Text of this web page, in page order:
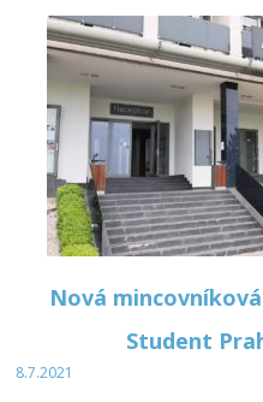
Nová
Student
8.7.2021